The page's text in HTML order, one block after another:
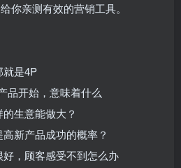
你亲测有效的营销工具。
就是4P
品开始，意味着什么
生意能做大？
新产品成功的概率？
，顾客感受不到怎么办